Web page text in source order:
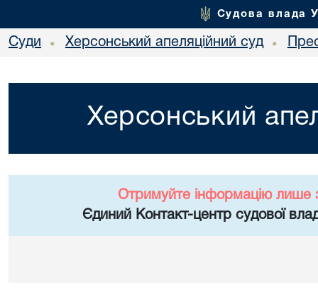
Судова влада
Суди • Херсонський апеляційний суд •
Херсонський
Отримуйте інформацію лише
Єдиний Контакт-центр судової